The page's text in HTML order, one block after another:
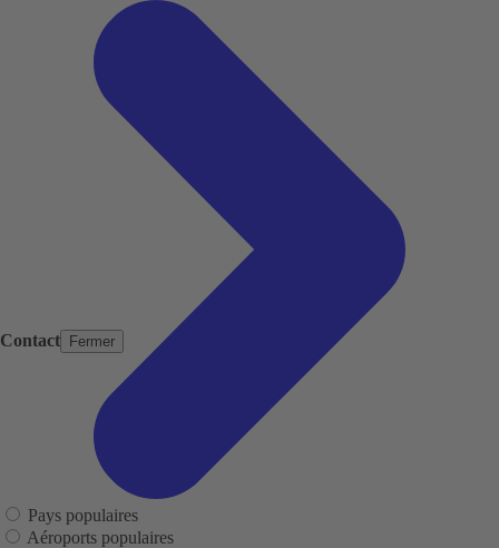
Contact Fermer
Pays populaires
Aéroports populaires